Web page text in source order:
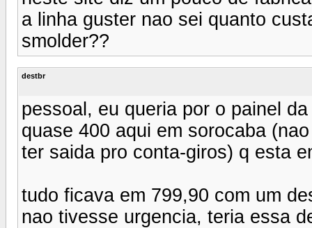
a linha guster nao sei quanto
smolder??
destbr
pessoal, eu queria por o painel
quase 400 aqui em sorocaba
ter saida pro conta-giros) q esta
tudo ficava em 799,90 com um
nao tivesse urgencia, teria essa